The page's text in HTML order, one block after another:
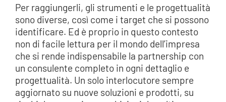
Per raggiungerli, gli strumenti e le progettualità
sono diverse, così come i target che si possono
identificare. Ed è proprio in questo contesto
non di facile lettura per il mondo dell’impresa
che si rende indispensabile la partnership con
un consulente completo in ogni dettaglio e
progettualità. Un solo interlocutore sempre
aggiornato su nuove soluzioni e prodotti, su